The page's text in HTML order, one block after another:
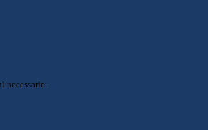
necessarie.